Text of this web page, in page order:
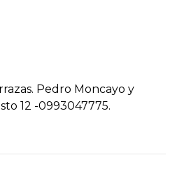
Pedro Moncayo y
12 -0993047775.